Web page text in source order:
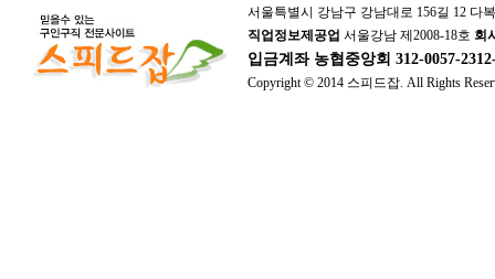
서울특별시 강남구 강남대로 156길 12 다
직업정보제공업 서울강남 제2008-18호 회
입금계좌 농협중앙회 312-0057-
Copyright © 2014 스피드잡. All Rights